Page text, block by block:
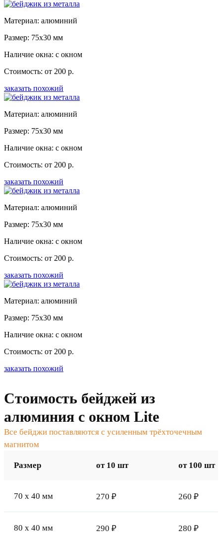
Материал: алюминий
Размер: 75x30 мм
Наличие окна: с окном
Стоимость: от 200 р.
заказать похожий
Материал: алюминий
Размер: 75x30 мм
Наличие окна: с окном
Стоимость: от 200 р.
заказать похожий
Материал: алюминий
Размер: 75x30 мм
Наличие окна: с окном
Стоимость: от 200 р.
заказать похожий
Материал: алюминий
Размер: 75x30 мм
Наличие окна: с окном
Стоимость: от 200 р.
заказать похожий
Стоимость бейджей из
алюминия с окном Lite
Все бейджи поставляются с усиленным трёхточечным
магнитом
Размер от 10 шт от 100 шт
70 x 40 мм 270 ₽ 260 ₽
80 x 40 мм 290 ₽ 280 ₽